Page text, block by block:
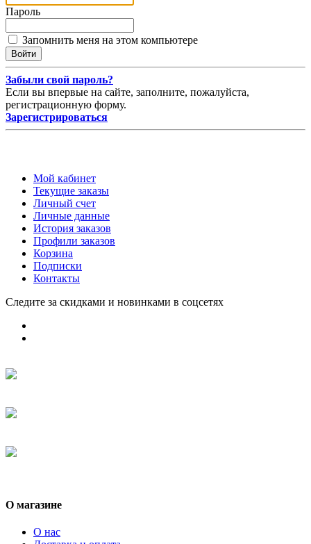
Пароль
Запомнить меня на этом компьютере
Забыли свой пароль?
Если вы впервые на сайте, заполните, пожалуйста,
регистрационную форму.
Зарегистрироваться
Мой кабинет
Текущие заказы
Личный счет
Личные данные
История заказов
Профили заказов
Корзина
Подписки
Контакты
Следите за скидками и новинками в соцсетях
О магазине
О нас